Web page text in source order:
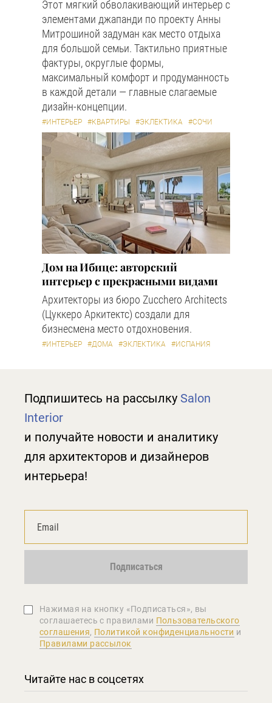
Этот мягкий обволакивающий интерьер с
элементами джапанди по проекту Анны
Митрошиной задуман как место отдыха
для большой семьи. Тактильно приятные
фактуры, округлые формы,
максимальный комфорт и продуманность
в каждой детали — главные слагаемые
дизайн-концепции.
#ИНТЕРЬЕР #КВАРТИРЫ #ЭКЛЕКТИКА #СОЧИ
Дом на Ибице: авторский
интерьер с прекрасными видами
Архитекторы из бюро Zucchero Architects
(Цуккеро Аркитектс) создали для
бизнесмена место отдохновения.
#ИНТЕРЬЕР #ДОМА #ЭКЛЕКТИКА #ИСПАНИЯ
Подпишитесь на рассылку Salon
Interior
и получайте новости и аналитику
для архитекторов и дизайнеров
интерьера!
Подписаться
Нажимая на кнопку «Подписаться», вы
соглашаетеcь с правилами Пользовательского
соглашения, Политикой конфиденциальности и
Правилами рассылок
Читайте нас в соцсетях